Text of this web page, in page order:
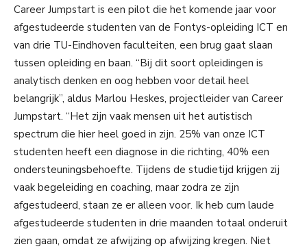
Career Jumpstart is een pilot die het komende jaar voor
afgestudeerde studenten van de Fontys-opleiding ICT en
van drie TU-Eindhoven faculteiten, een brug gaat slaan
tussen opleiding en baan. “Bij dit soort opleidingen is
analytisch denken en oog hebben voor detail heel
belangrijk”, aldus Marlou Heskes, projectleider van Career
Jumpstart. “Het zijn vaak mensen uit het autistisch
spectrum die hier heel goed in zijn. 25% van onze ICT
studenten heeft een diagnose in die richting, 40% een
ondersteuningsbehoefte. Tijdens de studietijd krijgen zij
vaak begeleiding en coaching, maar zodra ze zijn
afgestudeerd, staan ze er alleen voor. Ik heb cum laude
afgestudeerde studenten in drie maanden totaal onderuit
zien gaan, omdat ze afwijzing op afwijzing kregen. Niet